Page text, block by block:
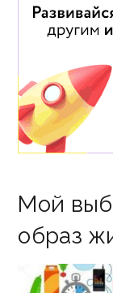
Мой
образ